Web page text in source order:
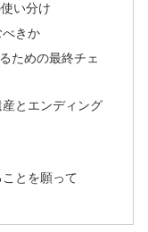
い分け
きか
ための最終チェ
とエンディング
とを願って